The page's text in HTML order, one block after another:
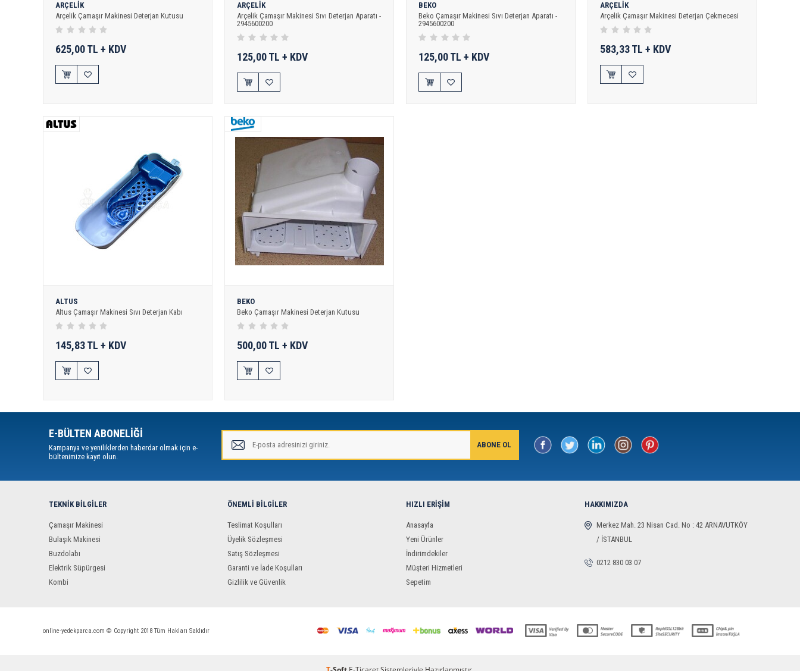
ARÇELİK
Arçelik Çamaşır Makinesi Deterjan Kutusu
625,00 TL + KDV
ARÇELİK
Arçelik Çamaşır Makinesi Sıvı Deterjan Aparatı -
2945600200
125,00 TL + KDV
BEKO
Beko Çamaşır Makinesi Sıvı Deterjan Aparatı -
2945600200
125,00 TL + KDV
ARÇELİK
Arçelik Çamaşır Makinesi Deterjan Çekmecesi
583,33 TL + KDV
ALTUS
Altus Çamaşır Makinesi Sıvı Deterjan Kabı
145,83 TL + KDV
BEKO
Beko Çamaşır Makinesi Deterjan Kutusu
500,00 TL + KDV
E-BÜLTEN ABONELİĞİ
Kampanya ve yeniliklerden haberdar olmak için e-
bültenimize kayıt olun.
TEKNIK BILGILER
Çamaşır Makinesi
Bulaşık Makinesi
Buzdolabı
Elektrik Süpürgesi
Kombi
ÖNEMLI BILGILER
Teslimat Koşulları
Üyelik Sözleşmesi
Satış Sözleşmesi
Garanti ve İade Koşulları
Gizlilik ve Güvenlik
HIZLI ERIŞIM
Anasayfa
Yeni Ürünler
İndirimdekiler
Müşteri Hizmetleri
Sepetim
HAKKIMIZDA
Merkez Mah. 23 Nisan Cad. No : 42 ARNAVUTKÖY
/ İSTANBUL
0212 830 03 07
online-yedekparca.com © Copyright 2018 Tüm Hakları Saklıdır